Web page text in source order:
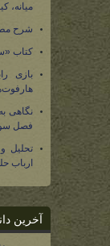
میانه،
شرح
کتاب
بازی
نگاهی
فصل
تحلیل
ارباب
آخرین